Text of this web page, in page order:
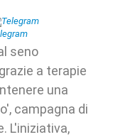
Telegram
seno
a terapie
una
campagna di
L'iniziativa,